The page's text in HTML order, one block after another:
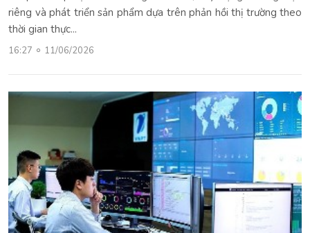
riêng và phát triển sản phẩm dựa trên phản hồi thị trường theo
thời gian thực...
16:27 11/06/2026